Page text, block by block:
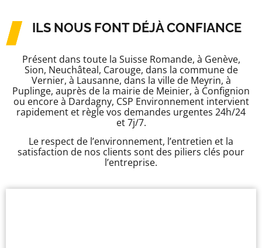
ILS NOUS FONT DÉJÀ CONFIANCE
Présent dans toute la Suisse Romande, à Genève,
Sion, Neuchâteal, Carouge, dans la commune de
Vernier, à Lausanne, dans la ville de Meyrin, à
Puplinge, auprès de la mairie de Meinier, à Confignion
ou encore à Dardagny, CSP Environnement intervient
rapidement et règle vos demandes urgentes 24h/24
et 7j/7.
Le respect de l’environnement, l’entretien et la
satisfaction de nos clients sont des piliers clés pour
l’entreprise.